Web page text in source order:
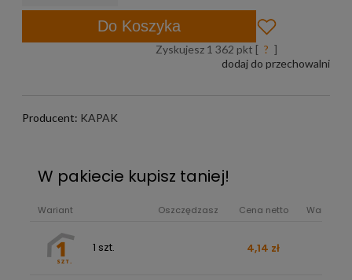
Do Koszyka
Zyskujesz 1 362 pkt [ ? ]
dodaj do przechowalni
Producent: KAPAK
W pakiecie kupisz taniej!
Wariant Oszczędzasz Cena netto Wartość
1 szt. 4,14 zł